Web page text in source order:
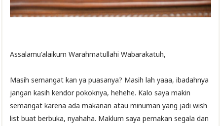
Assalamu'alaikum Warahmatullahi Wabarakatuh,
Masih semangat kan ya puasanya? Masih lah yaaa, ibadahnya
jangan kasih kendor pokoknya, hehehe. Kalo saya makin
semangat karena ada makanan atau minuman yang jadi wish
list buat berbuka, nyahaha. Maklum saya pemakan segala dan